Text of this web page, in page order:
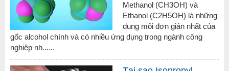
Methanol (CH3OH) và
Ethanol (C2H5OH) là những
dung môi đơn giản nhất của
gốc alcohol chính và có nhiều ứng dụng trong ngành công
nghiệp nh......